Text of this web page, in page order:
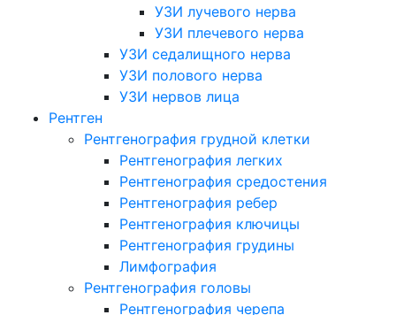
УЗИ лучевого нерва
УЗИ плечевого нерва
УЗИ седалищного нерва
УЗИ полового нерва
УЗИ нервов лица
Рентген
Рентгенография грудной клетки
Рентгенография легких
Рентгенография средостения
Рентгенография ребер
Рентгенография ключицы
Рентгенография грудины
Лимфография
Рентгенография головы
Рентгенография черепа